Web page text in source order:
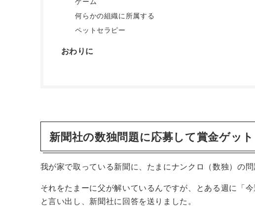
何らかの組織に所属する
ペットセラピー
おわりに
新聞社の数独問題に応募して賞金ゲット
我が家で取っている新聞に、たまにナンクロ（数独）の問
それをたまーに父が解いているんですが、とある週に「
と言い出し、新聞社に回答を送りました。